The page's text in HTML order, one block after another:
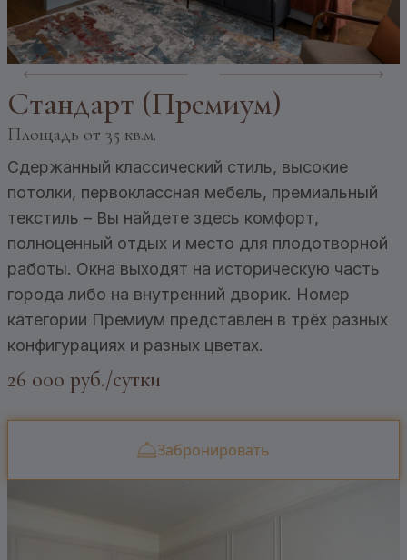
Стандарт (Премиум)
Площадь от 35 кв.м.
Сдержанный классический стиль, высокие
потолки, первоклассная мебель, премиальный
текстиль – Вы найдете здесь комфорт,
полноценный отдых и место для плодотворной
работы. Окна выходят на историческую часть
города либо на внутренний дворик. Номер
категории Премиум представлен в трёх разных
конфигурациях и разных цветах.
26 000 руб./сутки
Забронировать